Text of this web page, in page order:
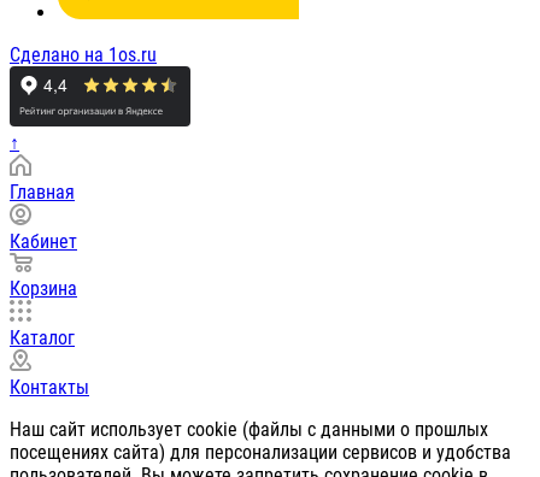
Сделано на 1os.ru
↑
Главная
Кабинет
Корзина
Каталог
Контакты
Наш сайт использует cookie (файлы с данными о прошлых
посещениях сайта) для персонализации сервисов и удобства